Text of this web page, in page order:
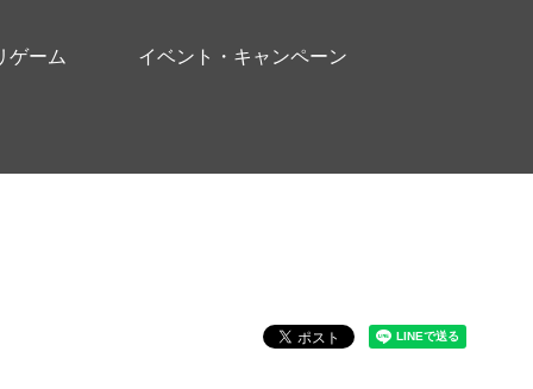
ゲーム イベント・キャンペーン